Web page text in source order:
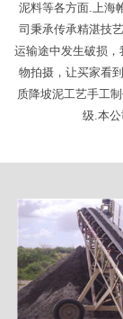
泥料等各方面.上海
司秉承传承精湛技
运输途中发生破损
物拍摄，让买家看
质降坡泥工艺手工
级.本公